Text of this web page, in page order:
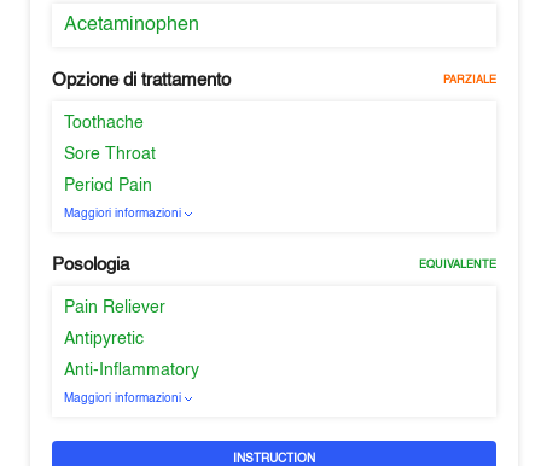
Acetaminophen
Opzione di trattamento PARZIALE
Toothache
Sore Throat
Period Pain
Maggiori informazioni
Posologia EQUIVALENTE
Pain Reliever
Antipyretic
Anti-Inflammatory
Maggiori informazioni
INSTRUCTION